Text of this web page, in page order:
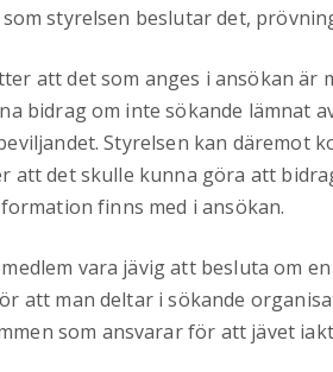
styrelsen beslutar det,
att det som anges i ansökan är
bidrag om inte sökande lämnat
Styrelsen kan däremot
att det skulle kunna göra att
finns med i ansökan.
vara jävig att besluta om
att man deltar i sökande
som ansvarar för att jävet